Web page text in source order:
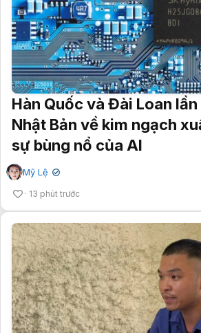
Hàn Quốc và Đài Loan
Nhật Bản về kim ngạch
sự bùng nổ của AI
Mỹ Lệ ✔
13 phút trước